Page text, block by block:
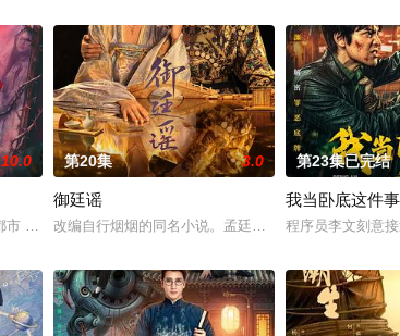
帅许又安与昆曲名伶荣筱楠推向不死不休的对立绝境。而他
10.0
市 海南越酷文化传媒有限公司
第20集 3.0
御廷谣
改编自行烟烟的同名小说。孟廷辉，大平王朝有史以
第23集已完结
我当卧底这件事
程序员李文刻意